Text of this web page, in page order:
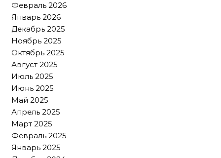
Февраль 2026
Январь 2026
Декабрь 2025
Ноябрь 2025
Октябрь 2025
Август 2025
Июль 2025
Июнь 2025
Май 2025
Апрель 2025
Март 2025
Февраль 2025
Январь 2025